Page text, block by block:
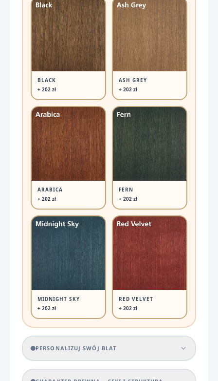
BLACK
+ 202 zł
ASH GREY
+ 202 zł
ARABICA
+ 202 zł
FERN
+ 202 zł
MIDNIGHT SKY
+ 202 zł
RED VELVET
+ 202 zł
PERSONALIZUJ SWÓJ BLAT